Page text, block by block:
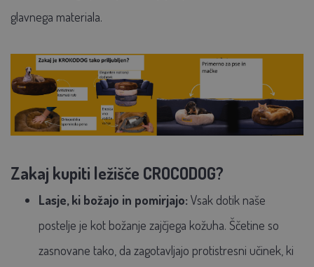
glavnega materiala.
Zakaj kupiti ležišče CROCODOG?
Lasje, ki božajo in pomirjajo: Vsak dotik naše
postelje je kot božanje zajčjega kožuha. Ščetine so
zasnovane tako, da zagotavljajo protistresni učinek, ki